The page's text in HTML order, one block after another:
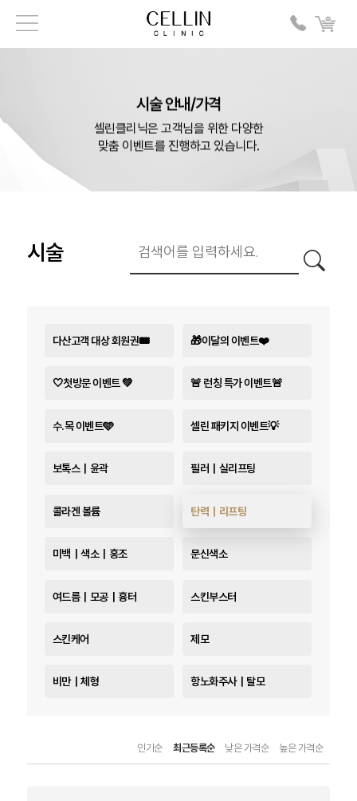
시술 안내/가격
셀린클리닉은 고객님을 위한 다양한
맞춤 이벤트를 진행하고 있습니다.
시술
다산고객 대상 회원권🎟️ 🎁이달의 이벤트❤️
🤍첫방문 이벤트 💚 🚨 런칭 특가 이벤트🚨
수.목 이벤트🩵 셀린 패키지 이벤트💡
보톡스｜윤곽 필러｜실리프팅
콜라겐 볼륨 탄력｜리프팅
미백｜색소｜홍조 문신색소
여드름｜모공｜흉터 스킨부스터
스킨케어 제모
비만｜체형 항노화주사｜탈모
인기순 최근등록순 낮은 가격순 높은 가격순